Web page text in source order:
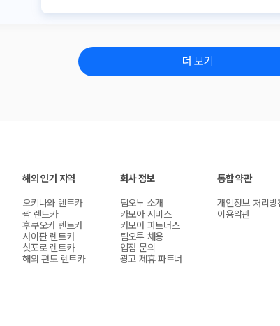
더 보기
해외 인기 지역
오키나와 렌트카
괌 렌트카
후쿠오카 렌트카
사이판 렌트카
삿포로 렌트카
해외 편도 렌트카
회사 정보
팀오투 소개
카모아 서비스
카모아 파트너스
팀오투 채용
입점 문의
광고 제휴 파트너
통합 약관
개인정보 처리방
이용약관